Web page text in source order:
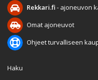
Rekkari.fi- ajoneuvon
Omat ajoneuvot
Ohjeet turvalliseen
Haku